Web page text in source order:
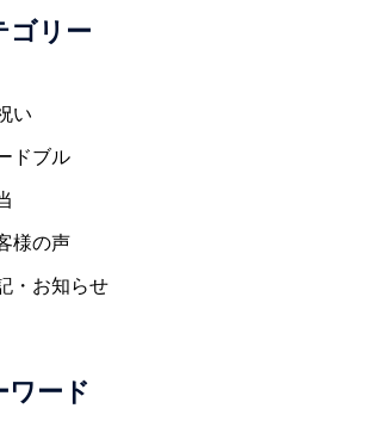
ゴリー
い
ドブル
様の声
・お知らせ
ワード